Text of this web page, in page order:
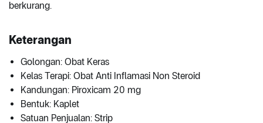
berkurang.
Keterangan
Golongan: Obat Keras
Kelas Terapi: Obat Anti Inflamasi Non Steroid
Kandungan: Piroxicam 20 mg
Bentuk: Kaplet
Satuan Penjualan: Strip